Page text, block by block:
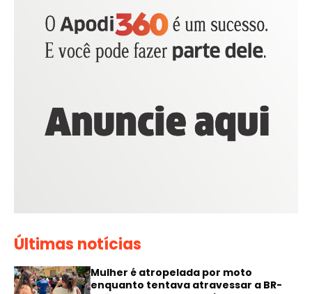
Últimas notícias
Mulher é atropelada por moto
enquanto tentava atravessar a BR-